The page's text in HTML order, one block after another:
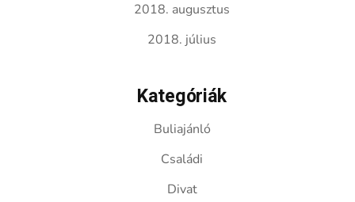
2018. augusztus
2018. július
Kategóriák
Buliajánló
Családi
Divat